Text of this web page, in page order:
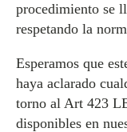
procedimiento se
respetando la
Esperamos que
haya aclarado
torno al Art 423
disponibles en